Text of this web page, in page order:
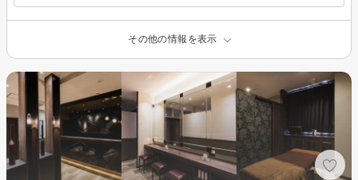
その他の情報を表示